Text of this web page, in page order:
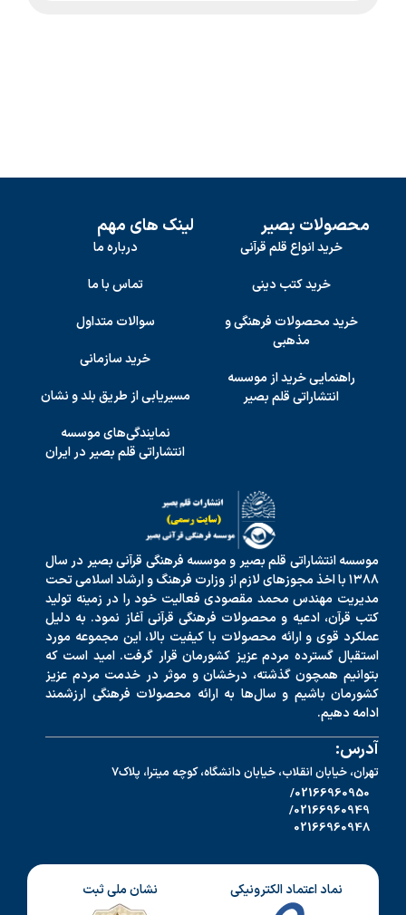
محصولات بصیر
خرید انواع قلم قرآنی
خرید کتب دینی
خرید محصولات فرهنگی و
مذهبی
راهنمایی خرید از موسسه
انتشاراتی قلم بصیر
لینک های مهم
درباره ما
تماس با ما
سوالات متداول
خرید سازمانی
مسیریابی از طریق بلد و نشان
نمایندگی‌های موسسه
انتشاراتی قلم بصیر در ایران
موسسه انتشاراتی قلم بصیر و موسسه فرهنگی قرآنی بصیر در سال
۱۳۸۸ با اخذ مجوزهای لازم از وزارت فرهنگ و ارشاد اسلامی تحت
مدیریت مهندس محمد مقصودی فعالیت خود را در زمینه تولید
کتب قرآن، ادعیه و محصولات فرهنگی قرآنی آغاز نمود. به دلیل
عملکرد قوی و ارائه محصولات با کیفیت بالا، این مجموعه مورد
استقبال گسترده مردم عزیز کشورمان قرار گرفت. امید است که
بتوانیم همچون گذشته، درخشان و موثر در خدمت مردم عزیز
کشورمان باشیم و سال‌ها به ارائه محصولات فرهنگی ارزشمند
ادامه دهیم.
آدرس:
تهران، خیابان انقلاب، خیابان دانشگاه، کوچه میترا، پلاک7
02166960950/
02166960949/
02166960948
نماد اعتماد الکترونیکی نشان ملی ثبت